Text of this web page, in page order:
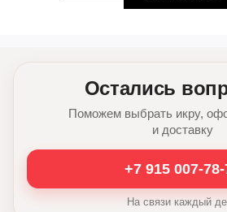
Остались
Поможем выбрать икру,
и доставку
+7 915 007-78-
На связи каждый